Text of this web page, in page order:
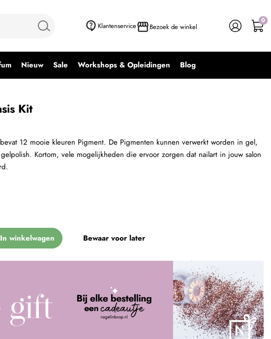
Klantenservice Bezoek de winkel
0
Nieuw Sale Workshops & Opleidingen Blog
Kit
+ In winkelwagen
winkelwagen Bewaar voor later
12 mooie kleuren Pigment. De Pigmenten kunnen verwerkt worden in gel,
Kortom, vele mogelijkheden die ervoor zorgen dat nailart in jouw salon